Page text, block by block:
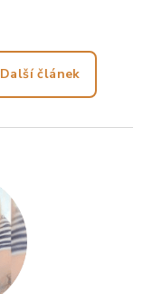
Další článek